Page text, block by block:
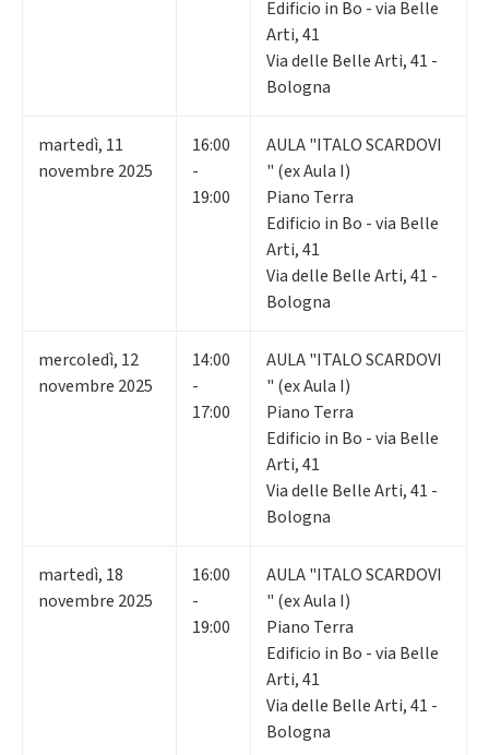
Edificio in Bo - via Belle
Arti, 41
Via delle Belle Arti, 41 -
Bologna
martedì, 11
novembre 2025
16:00
-
19:00
AULA "ITALO SCARDOVI
" (ex Aula I)
Piano Terra
Edificio in Bo - via Belle
Arti, 41
Via delle Belle Arti, 41 -
Bologna
mercoledì, 12
novembre 2025
14:00
-
17:00
AULA "ITALO SCARDOVI
" (ex Aula I)
Piano Terra
Edificio in Bo - via Belle
Arti, 41
Via delle Belle Arti, 41 -
Bologna
martedì, 18
novembre 2025
16:00
-
19:00
AULA "ITALO SCARDOVI
" (ex Aula I)
Piano Terra
Edificio in Bo - via Belle
Arti, 41
Via delle Belle Arti, 41 -
Bologna